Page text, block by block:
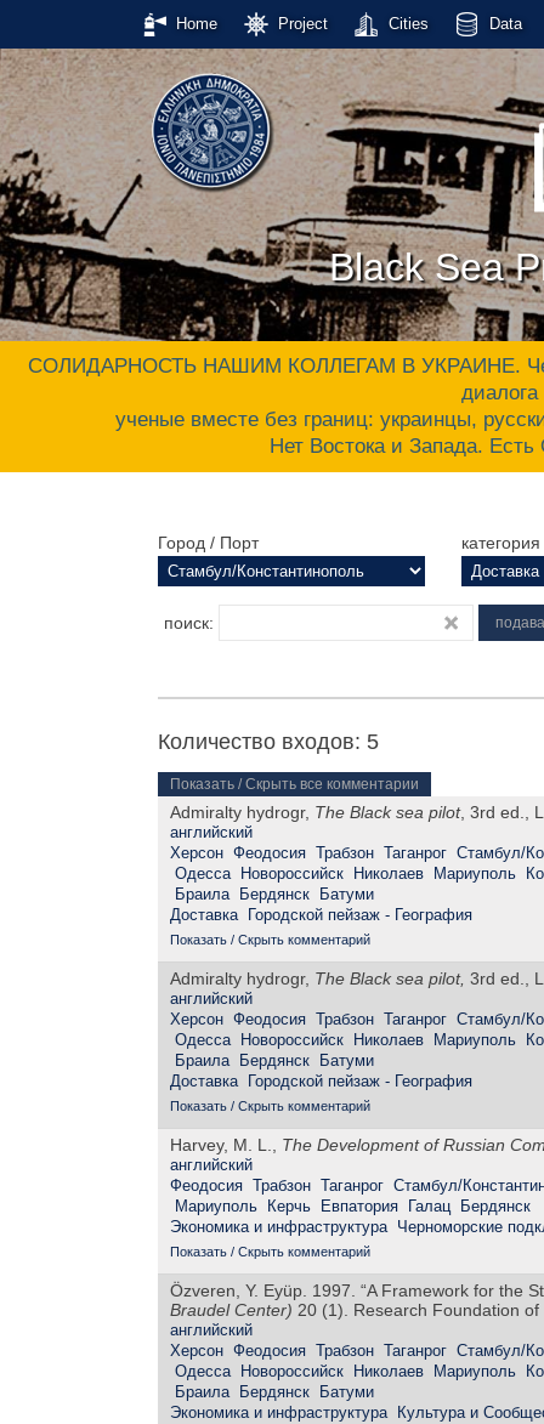
Home Project Cities Data
Black Sea
СОЛИДАРНОСТЬ НАШИМ КОЛЛЕГАМ В УКРАИНЕ.
ученые вместе без границ: украинцы,
Нет Востока и Запада.
Город / Порт категория
поиск:
Количество входов: 5
Показать / Скрыть все комментарии
Admiralty hydrogr, The Black sea pilot, 3rd ed.,
английский
Херсон Феодосия Трабзон Таганрог Стамбул/
Одесса
Новороссийск Николаев Мариуполь
Браила
Бердянск
Батуми
Доставка
Городской пейзаж - География
Показать / Скрыть комментарий
Admiralty hydrogr, The Black sea pilot, 3rd ed.,
английский
Херсон Феодосия Трабзон Таганрог Стамбул/
Одесса
Новороссийск Николаев Мариуполь
Браила
Бердянск
Батуми
Доставка
Городской пейзаж - География
Показать / Скрыть комментарий
Harvey, M. L., The Development of Russian
английский
Феодосия Трабзон Таганрог Стамбул/
Мариуполь
Керчь Евпатория Галац
Бердянск
Экономика и инфраструктура Черноморские
Показать / Скрыть комментарий
Özveren, Y. Eyüp. 1997. “A Framework for the
Braudel Center) 20 (1). Research Foundation
английский
Херсон Феодосия Трабзон Таганрог Стамбул/
Одесса
Новороссийск Николаев Мариуполь
Браила
Бердянск
Батуми
Экономика и инфраструктура
Культура и